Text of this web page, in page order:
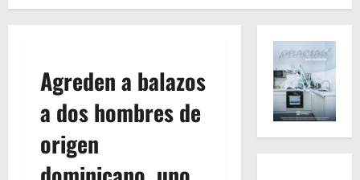
Agreden a balazos
a dos hombres de
origen